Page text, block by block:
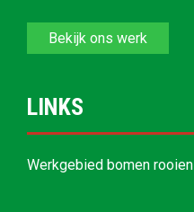
Bekijk ons werk
LINKS
Werkgebied bomen rooien